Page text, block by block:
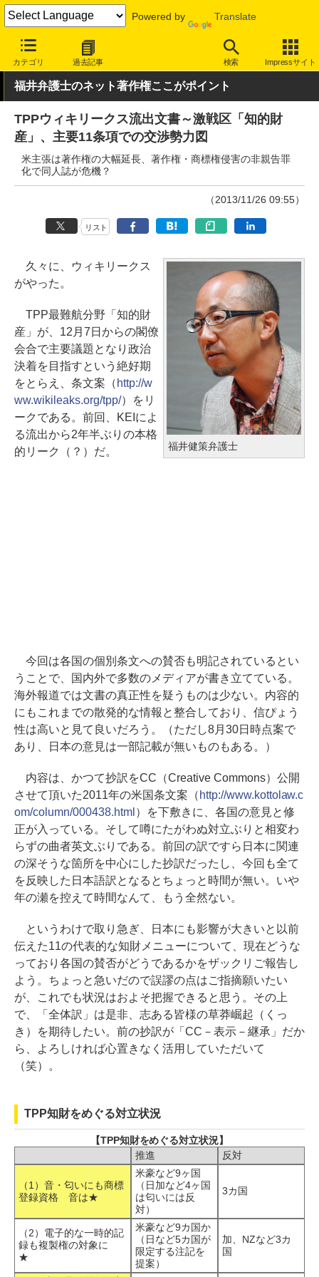
Powered by Translate
カテゴリ 過去記事 検索 Impressサイト
INTERNET Watch トピック 著作権・知財
福井弁護士のネット著作権ここがポイント
TPPウィキリークス流出文書～激戦区「知的財
産」、主要11条項での交渉勢力図
米主張は著作権の大幅延長、著作権・商標権侵害の非親告罪
化で同人誌が危機？
（2013/11/26 09:55）
リスト
福井健策弁護士
久々に、ウィキリークス
がやった。
TPP最難航分野「知的財
産」が、12月7日からの閣僚
会合で主要議題となり政治
決着を目指すという絶好期
をとらえ、条文案（ http://w
ww.wikileaks.org/tpp/）をリ
ークである。前回、KEIによ
る流出から2年半ぶりの本格
的リーク（？）だ。
今回は各国の個別条文への賛否も明記されているとい
うことで、国内外で多数のメディアが書き立てている。
海外報道では文書の真正性を疑うものは少ない。内容的
にもこれまでの散発的な情報と整合しており、信ぴょう
性は高いと見て良いだろう。（ただし8月30日時点案で
あり、日本の意見は一部記載が無いものもある。）
内容は、かつて抄訳をCC（Creative Commons）公開
させて頂いた2011年の米国条文案（ http://www.kottolaw.c
om/column/000438.html ）を下敷きに、各国の意見と修
正が入っている。そして噂にたがわぬ対立ぶりと相変わ
らずの曲者英文ぶりである。前回の訳ですら日本に関連
の深そうな箇所を中心にした抄訳だったし、今回も全て
を反映した日本語訳となるとちょっと時間が無い。いや
年の瀬を控えて時間なんて、もう全然ない。
というわけで取り急ぎ、日本にも影響が大きいと以前
伝えた11の代表的な知財メニューについて、現在どうな
っており各国の賛否がどうであるかをザックリご報告し
よう。ちょっと急いだので誤謬の点はご指摘願いたい
が、これでも状況はおよそ把握できると思う。その上
で、「全体訳」は是非、志ある皆様の草莽崛起（くっ
き）を期待したい。前の抄訳が「CC－表示－継承」だか
ら、よろしければ心置きなく活用していただいて
（笑）。
TPP知財をめぐる対立状況
【TPP知財をめぐる対立状況】
推進
反対
（1）音・匂いにも商標
登録資格 音は★
米豪など9ヶ国
（日加など4ヶ国
は匂いには反
対）
3カ国
（2）電子的な一時的記
録も複製権の対象に
★
米豪など9カ国か
（日など5カ国が
限定する注記を
提案）
加、NZなど3カ
国